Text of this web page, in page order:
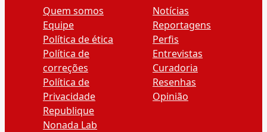
Quem somos
Equipe
Política de ética
Política de
correções
Política de
Privacidade
Republique
Nonada Lab
Notícias
Reportagens
Perfis
Entrevistas
Curadoria
Resenhas
Opinião